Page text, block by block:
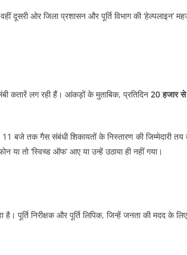
दूसरी ओर जिला प्रशासन और पूर्ति विभाग की ‘हेल्पलाइन’
कतारें लग रही हैं। आंकड़ों के मुताबिक, प्रतिदिन 20 हजार
बजे तक गैस संबंधी शिकायतों के निस्तारण की जिम्मेदारी तय
तो ‘स्विच्ड ऑफ’ आए या उन्हें उठाया ही नहीं गया।
निरीक्षक और पूर्ति लिपिक, जिन्हें जनता की मदद के